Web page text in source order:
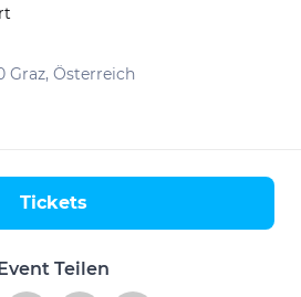
Graz, Österreich
Teilen
Tickets